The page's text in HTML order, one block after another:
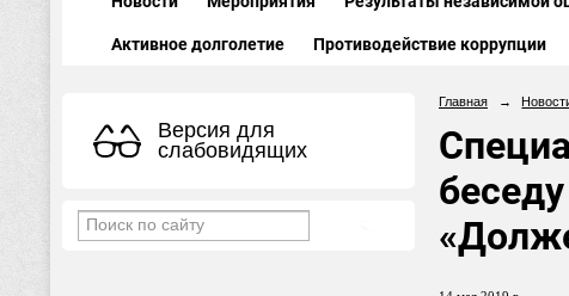
Активное долголетие Противодействие коррупции
Версия для
слабовидящих
Главная →